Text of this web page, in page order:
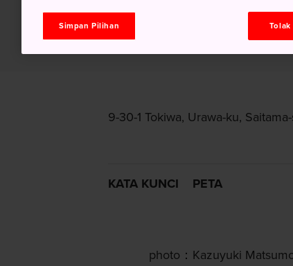
9-30-1 Tokiwa, Urawa-ku,
KATA KUNCI PETA
photo：Kazuyuki
Simpan Pilihan Tolak